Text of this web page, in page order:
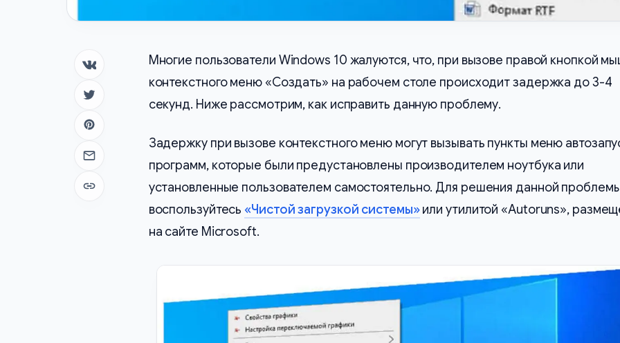
Поделиться в ВК
Поделиться в Twitter
Поделиться в Pinterest
Отправить на почту
Копировать ссылку
Многие пользователи Windows 10 жалуются, что, при вызове правой кнопкой
контекстного меню «Создать» на рабочем столе происходит задержка до 3-4
секунд. Ниже рассмотрим, как исправить данную проблему.
Задержку при вызове контекстного меню могут вызывать пункты меню
программ, которые были предустановлены производителем ноутбука или
установленные пользователем самостоятельно. Для решения данной
воспользуйтесь «Чистой загрузкой системы»или утилитой «Autoruns»,
на сайте Microsoft.